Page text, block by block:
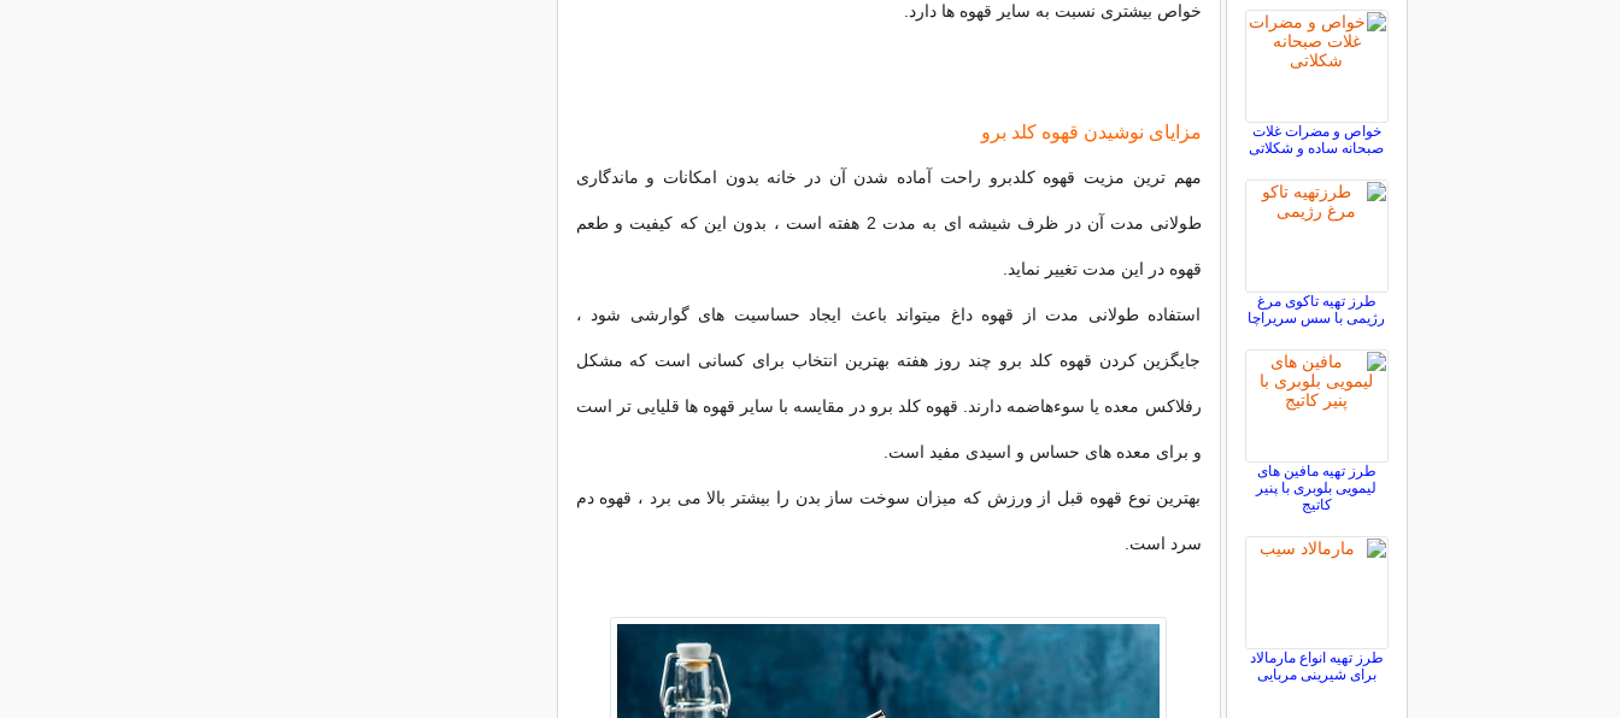
خواص بیشتری نسبت به سایر قهوه ها دارد.
مزایای نوشیدن قهوه کلد برو
مهم ترین مزیت قهوه کلدبرو راحت آماده شدن آن در خانه بدون امکانات و ماندگاری
طولانی مدت آن در ظرف شیشه ای به مدت 2 هفته است ، بدون این که کیفیت و طعم
قهوه در این مدت تغییر نماید.
استفاده طولانی مدت از قهوه داغ میتواند باعث ایجاد حساسیت های گوارشی شود ،
جایگزین کردن قهوه کلد برو چند روز هفته بهترین انتخاب برای کسانی است که مشکل
رفلاکس معده یا سوءهاضمه دارند. قهوه کلد برو در مقایسه با سایر قهوه ها قلیایی تر است
و برای معده های حساس و اسیدی مفید است.
بهترین نوع قهوه قبل از ورزش که میزان سوخت ساز بدن را بیشتر بالا می برد ، قهوه دم
سرد است.
خواص و مضرات غلات
صبحانه ساده و شکلاتی
طرز تهیه تاکوی مرغ
رژیمی با سس سریراچا
طرز تهیه مافین های
لیمویی بلوبری با پنیر
کاتیج
طرز تهیه انواع مارمالاد
برای شیرینی مربایی